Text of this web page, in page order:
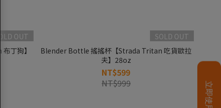
OUT
丁狗】
SOLD OUT
Blender Bottle 搖搖杯【Strada Tritan 吃貨歐拉
夫】28oz
NT$599
NT$999